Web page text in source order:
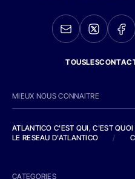
MIEUX NOUS CONNAITRE
ATLANTICO C'EST QUI, C'EST QUOI
LE RESEAU D'ATLANTICO
/
CATEGORIES